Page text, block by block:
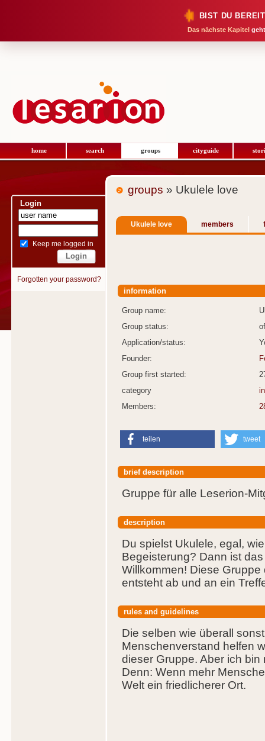
BIST DU
Das nächste Kapitel
home search groups cityguide
Login
Keep me logged in
Forgotten your password?
groups » Ukulele love
Ukulele love members
information
Group name:
Group status:
Application/status:
Founder:
Group first started:
category
Members:
teilen tweet
brief description
Gruppe für alle Leserion-
description
Du spielst Ukulele, egal,
Begeisterung? Dann ist
Willkommen! Diese
entsteht ab und an ein
rules and guidelines
Die selben wie überall
Menschenverstand helfen
dieser Gruppe. Aber ich
Denn: Wenn mehr
Welt ein friedlicherer Ort.